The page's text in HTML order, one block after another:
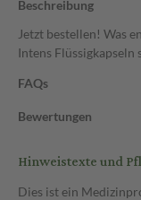
Beschreibung
Jetzt bestellen! Was
Intens
FAQs
Bewertungen
Hinweistexte und
Dies ist ein